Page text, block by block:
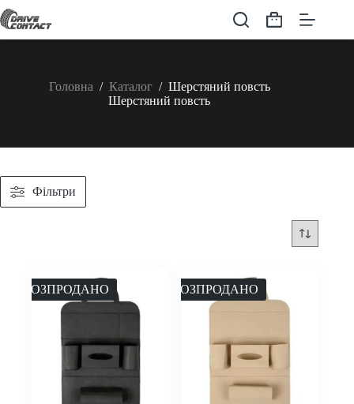
Перейти
до
Кошик
Головна / Каталог / Шерстяний повсть
Шерстяний повсть
Фільтри
РОЗПРОДАНО РОЗПРОДАНО